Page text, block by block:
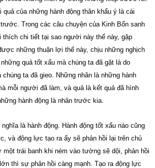
quả của những hành động thân khẩu ý là cái
Trong các câu chuyện của Kinh Bổn sanh
chi tiết tại sao người này thế này, gặp
những thuận lợi thế này, chịu những nghịch
quả tốt xấu mà chúng ta đã gặt là do
ta đã gieo. Những nhân là những hành
mỗi người đã làm, và quả là kết quả đã hình
hành động là nhân trước kia.
là hành động. Hành động tốt xấu nào cũng
và động lực tạo ra ấy sẽ phản hồi lại trên chủ
một trái banh khi ném vào tường sẽ dội, phản hồi
thì sự phản hồi càng mạnh. Tạo ra động lực